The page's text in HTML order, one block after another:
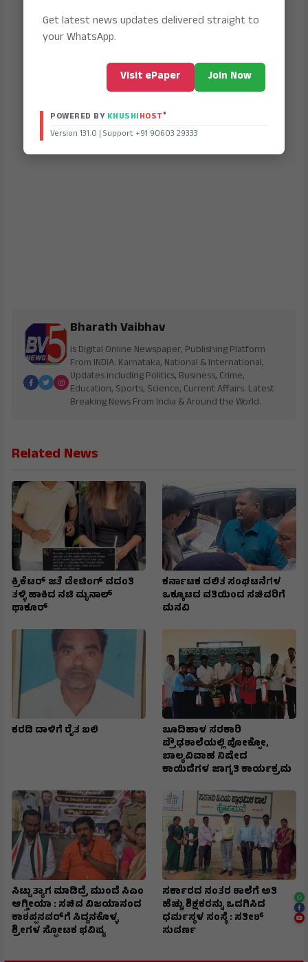
Bharath Vaibhav
is Digital Online Newspaper, Publishing Platform
From INDIA. Karnataka, National & International,
Updates including Politics, Business, Crime,
Education, Sports, Science, Current Affairs. Latest
Breaking News From India & Around the World.
Related News
ಕ್ರಿಕೆಟರ್ ಜತೆ ಡೇಟಿಂಗ್ ವದಂತಿ
ತಳ್ಳಿ ಹಾಕಿದ ನಟಿ ಮೃನಾಲ್
ಥಾಕೂರ್
ಕರ್ನಾಟಕ ದಲಿತ ಸಂಘಟನೆಗಳ
ಒಕ್ಕೂಟದ ವತಿಯಿಂದ ಸಚಿವರಿಗೆ
ಮನವಿ
ಕರಡಿ ದಾಳಿಗೆ ರೈತ ಬಲಿ
ಬೂದಿಹಾಳ ಸರಕಾರಿ
ಪ್ರೌಢಶಾಲೆಯಲ್ಲಿ ಪೋಕ್ಸೋ,
ಬಾಲ್ಯವಿವಾಹ ನಿಷೇದ
ಕಾಯಿದೆಗಳ ಜಾಗೃತಿ ಕಾರ್ಯಕ್ರಮ
ಸಿಟ್ಟು ತ್ಯಾಗ ಮಾಡಿದ್ರೆ ಮುಂದೆ ಸಿಎಂ
ಆಗ್ತೀಯಾ : ಸಚಿವ ವಿಜಯಾನಂದ
ಕಾಶಪ್ಪನವರ್‌ಗೆ ಸಿದ್ದನಕೊಳ್ಳ
ಶ್ರೀಗಳ ಸ್ಫೋಟಕ ಭವಿಷ್ಯ
ಸರ್ಕಾರದ ನಂತರ ಶಾಲೆಗೆ ಅತಿ
ಹೆಚ್ಚು ಶಿಕ್ಷಕರನ್ನು ಒದಗಿಸಿದ
ಧರ್ಮಸ್ಥಳ ಸಂಸ್ಥೆ : ಸತೀಶ್
ಸುವರ್ಣ
Get latest news updates delivered straight to
your WhatsApp.
Visit ePaper Join Now
POWERED BY KHUSHIHOST®
Version 131.0 | Support +91 90603 29333